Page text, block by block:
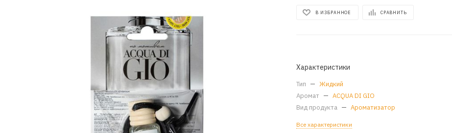
В ИЗБРАННОЕ СРАВНИТЬ
Характеристики
Тип — Жидкий
Аромат — ACQUA DI GIO
Вид продукта — Ароматизатор
Все характеристики